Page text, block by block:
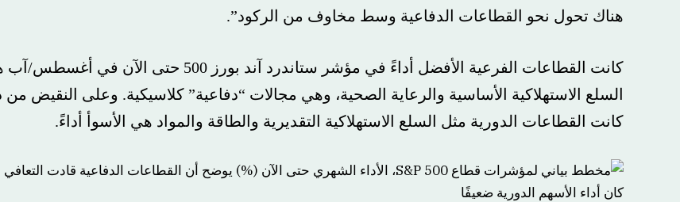
هناك تحول نحو القطاعات الدفاعية وسط مخاوف من الركود”.
كانت القطاعات الفرعية الأفضل أداءً في مؤشر ستاندرد آند بورز 500 حتى الآن في أغسطس/آب هي
السلع الاستهلاكية الأساسية والرعاية الصحية، وهي مجالات “دفاعية” كلاسيكية. وعلى النقيض من ذلك،
كانت القطاعات الدورية مثل السلع الاستهلاكية التقديرية والطاقة والمواد هي الأسوأ أداءً.